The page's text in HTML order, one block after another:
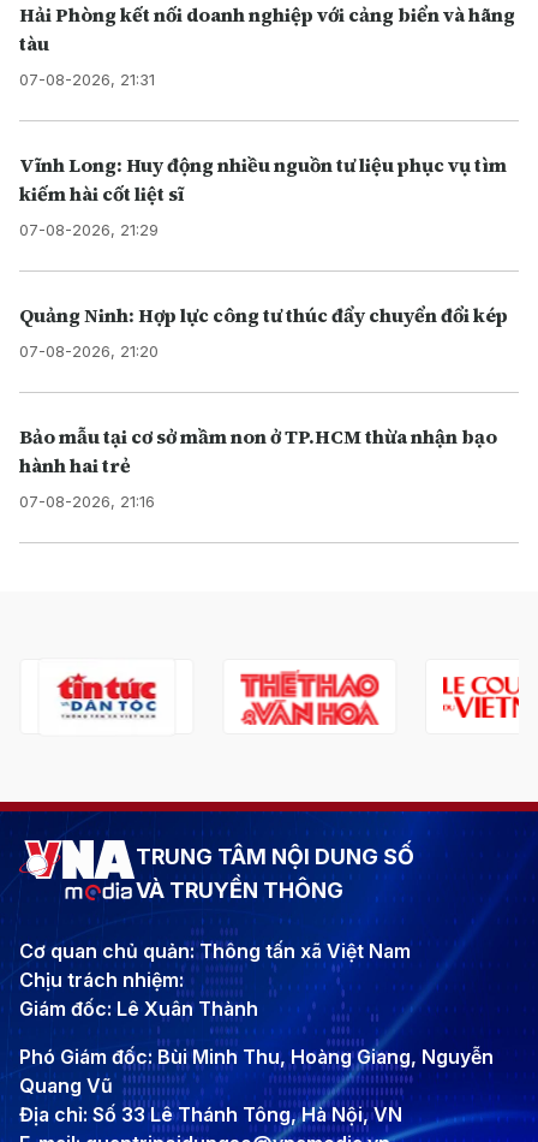
Hải Phòng kết nối doanh nghiệp với cảng biển và hãng
tàu
07-08-2026, 21:31
Vĩnh Long: Huy động nhiều nguồn tư liệu phục vụ tìm
kiếm hài cốt liệt sĩ
07-08-2026, 21:29
Quảng Ninh: Hợp lực công tư thúc đẩy chuyển đổi kép
07-08-2026, 21:20
Bảo mẫu tại cơ sở mầm non ở TP.HCM thừa nhận bạo
hành hai trẻ
07-08-2026, 21:16
TRUNG TÂM NỘI DUNG SỐ
VÀ TRUYỀN THÔNG
Cơ quan chủ quản: Thông tấn xã Việt Nam
Chịu trách nhiệm:
Giám đốc: Lê Xuân Thành
Phó Giám đốc: Bùi Minh Thu, Hoàng Giang, Nguyễn
Quang Vũ
Địa chỉ: Số 33 Lê Thánh Tông, Hà Nội, VN